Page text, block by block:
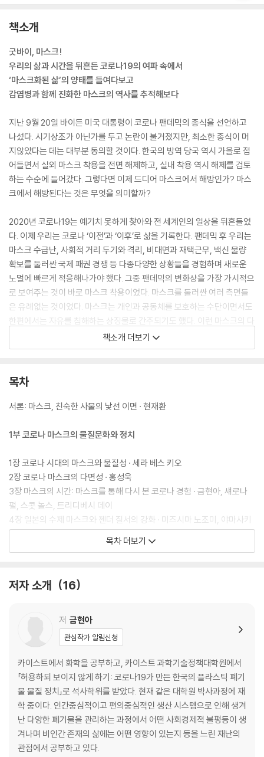
책소개
굿바이, 마스크!
우리의 삶과 시간을 뒤흔든 코로나19의 여파 속에서
‘마스크화된 삶’의 양태를 들여다보고
감염병과 함께 진화한 마스크의 역사를 추적해보다
지난 9월 20일 바이든 미국 대통령이 코로나 팬데믹의 종식을 선언하고
나섰다. 시기상조가 아닌가를 두고 논란이 불거졌지만, 최소한 종식이 머
지않았다는 데는 대부분 동의할 것이다. 한국의 방역 당국 역시 가을로 접
어들면서 실외 마스크 착용을 전면 해제하고, 실내 착용 역시 해제를 검토
하는 수순에 들어갔다. 그렇다면 이제 드디어 마스크에서 해방인가? 마스
크에서 해방된다는 것은 무엇을 의미할까?
2020년 코로나19는 예기치 못하게 찾아와 전 세계인의 일상을 뒤흔들었
다. 이제 우리는 코로나 ‘이전’과 ‘이후’로 삶을 기록한다. 팬데믹 후 우리는
마스크 수급난, 사회적 거리 두기와 격리, 비대면과 재택근무, 백신 물량
확보를 둘러싼 국제 패권 경쟁 등 다종다양한 상황들을 경험하며 새로운
노멀에 빠르게 적응해나가야 했다. 그중 팬데믹의 변화상을 가장 가시적으
로 보여주는 것이 바로 마스크 착용이었다. 마스크를 둘러싼 여러 측면들
은 유례없는 것이었다. 마스크는 개인과 공동체를 보호하는 수단이면서도
한편에서는 자유를 침해하는 상징물로 간주되기도 했다. 이런 마스크의 다
면적 의미와 가치는 사회적 상황과 조건에 맞물리며 계속 변화해갔다. 예
컨대 기존의 ‘황사 마스크’는 개인의 보호장비였으나 ‘코로나 마스크’가 되
사물이 우리의 행동과 감정은 물론 삶의 방식과 규범까지 추동하고 또 영
믹을 둘러싼 유의미한 논의가 홍수처럼 쏟아졌다. 그중에서도 이 책 『마스
뜻을 모아 엮어낸 책으로서, 마스크라는 인공물 자체를 과학기술학(STS)
의 관점에서 연구한 11편의 국내외 연구 성과를 소개한다. 질병, 젠더, 인
종, 환경정의 등 다양한 차원에서 성찰하며, 마스크를 둘러싼 의학적, 과학
적 논쟁들과 정치적, 역사적 논의들을 파노라마처럼 넓게 펼쳐 보이는 흥
미로운 연구 모음집이다.
책소개 더보기
목차
서론: 마스크, 친숙한 사물의 낯선 이면 · 현재환
1부 코로나 마스크의 물질문화와 정치
1장 코로나 시대의 마스크와 물질성 · 세라 베스 키오
2장 코로나 마스크의 다면성 · 홍성욱
3장 마스크의 시간: 마스크를 통해 다시 본 코로나 경험 · 금현아, 섀로나
펄, 스콧 놀스, 트리디베시 데이
4장 일본의 수제 마스크와 젠더 질서의 강화 · 미즈시마 노조미, 야마사키
아사코
5장 근대 초기 유럽의 흑사병과 역병 의사 마스크 · 마리온 마리아 루이징
6장 근대 일본의 마스크 문화 · 스미다 도모히사
7장 1911년 만주 페스트와 중국에서의 마스크의 역사 · 장멍
8장 1918년 인플루엔자 범유행과 반-마스크 시위 · 브라이언 돌런
3부 한국 사회에서의 마스크의 정치: 스페인 인플루엔자에서 코로나19까
9장 식민지 조선에서의 마스크: 방역용 마스크에서 가정 위생의 도구로 ·
현재환
10장 황사 마스크에서 코로나 마스크까지: 변화하는 공기 위협에 대응하
목차 더보기
저자 소개 16
저 금현아
관심작가 알림신청
카이스트에서 화학을 공부하고, 카이스트 과학기술정책대학원에서
「허용하되 보이지 않게 하기: 코로나19가 만든 한국의 플라스틱 폐기
물 물질 정치」로 석사학위를 받았다. 현재 같은 대학원 박사과정에 재
학 중이다. 인간중심적이고 편의중심적인 생산 시스템으로 인해 생겨
난 다양한 폐기물을 관리하는 과정에서 어떤 사회경제적 불평등이 생
겨나며 비인간 존재의 삶에는 어떤 영향이 있는지 등을 느린 재난의
관점에서 공부하고 있다.